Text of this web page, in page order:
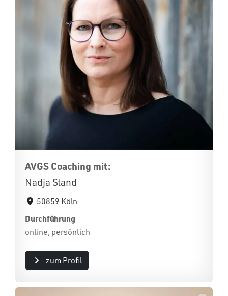
AVGS Coaching mit:
Nadja Stand
50859 Köln
Durchführung
online, persönlich
zum Profil